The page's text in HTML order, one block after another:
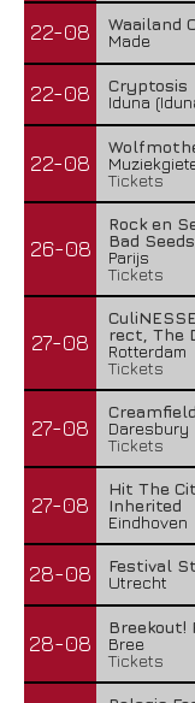
22-08
Waailand
Made
22-08
Cryptosis
Iduna
22-08
Tickets
26-08
Rock en
Bad
Parijs
Tickets
27-08
rect, The
Rotterdam
Tickets
27-08
Daresbury
Tickets
27-08
Hit The
Inherited
Eindhoven
28-08
Festival
Utrecht
28-08
Breekout!
Bree
Tickets